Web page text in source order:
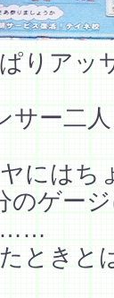
りア
サー二
にはち
のゲー
……
ときと